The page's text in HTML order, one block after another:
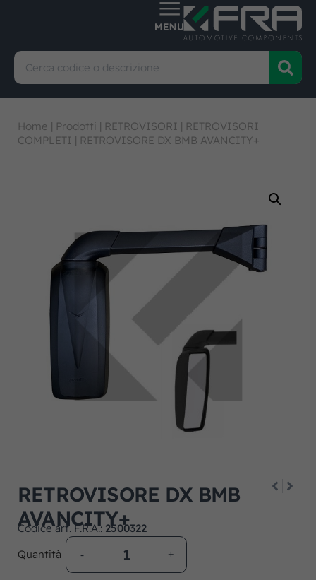
Home | Prodotti | RETROVISORI | RETROVISORI
COMPLETI | RETROVISORE DX BMB AVANCITY+
RETROVISORE DX BMB
AVANCITY+
Codice art. F.R.A.: 2500322
Quantità